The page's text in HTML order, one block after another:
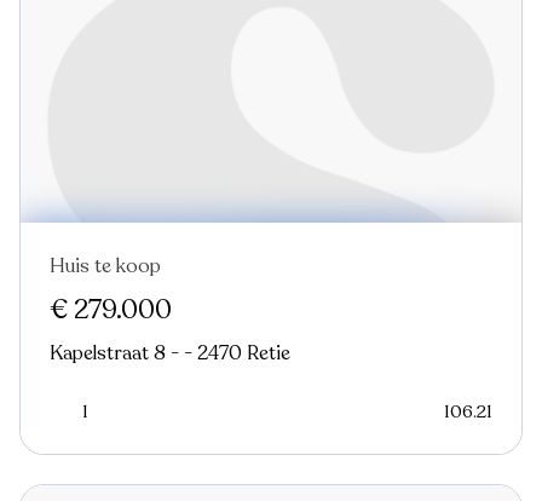
In optie
Huis te koop
€ 279.000
Kapelstraat 8 - - 2470 Retie
1 106.21